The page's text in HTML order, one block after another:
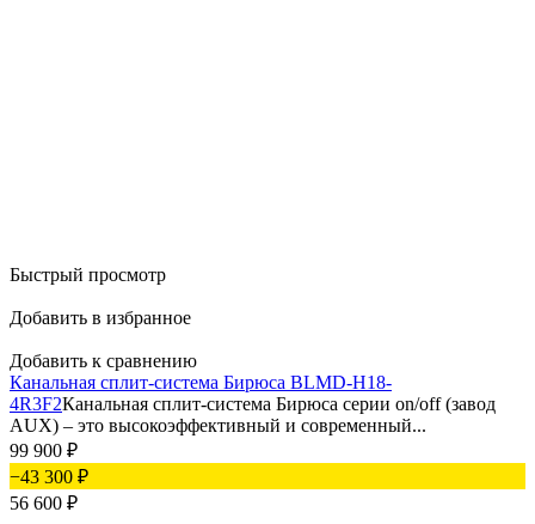
Быстрый просмотр
Добавить в избранное
Добавить к сравнению
Канальная сплит-система Бирюса BLMD-H18-
4R3F2Канальная сплит-система Бирюса серии on/off (завод
AUX) – это высокоэффективный и современный...
99 900 ₽
−43 300 ₽
56 600 ₽